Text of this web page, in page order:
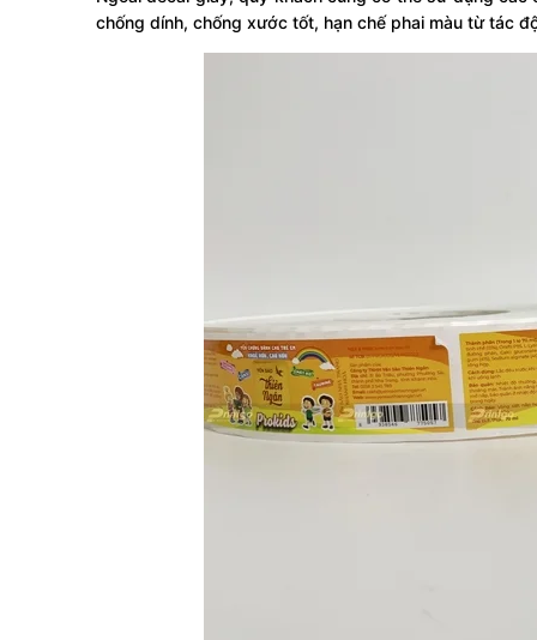
chống dính, chống xước tốt, hạn chế phai màu từ tác